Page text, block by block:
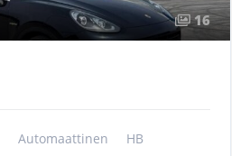
16
Automaattinen HB